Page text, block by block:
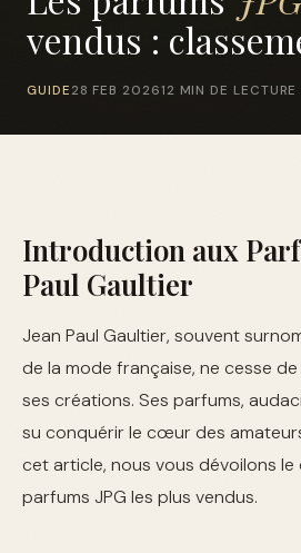
vendus :
GUIDE 28 FEB 202612 MIN DE LECTURE
Introduction aux
Paul Gaultier
Jean Paul Gaultier, souvent
de la mode française, ne cesse
ses créations. Ses parfums,
su conquérir le cœur des
cet article, nous vous dévoilons
parfums JPG les plus vendus.